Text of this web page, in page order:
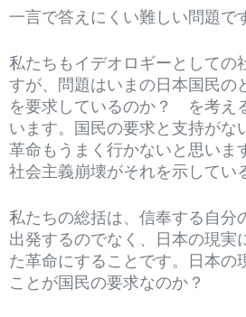
一言で答えにくい難しい問題で
私たちもイデオロギーとしての
すが、問題はいまの日本国民の
を要求しているのか？ を考え
います。国民の要求と支持がな
革命もうまく行かないと思いま
社会主義崩壊がそれを示してい
私たちの総括は、信奉する自分
出発するのでなく、日本の現実
た革命にすることです。日本の
ことが国民の要求なのか？